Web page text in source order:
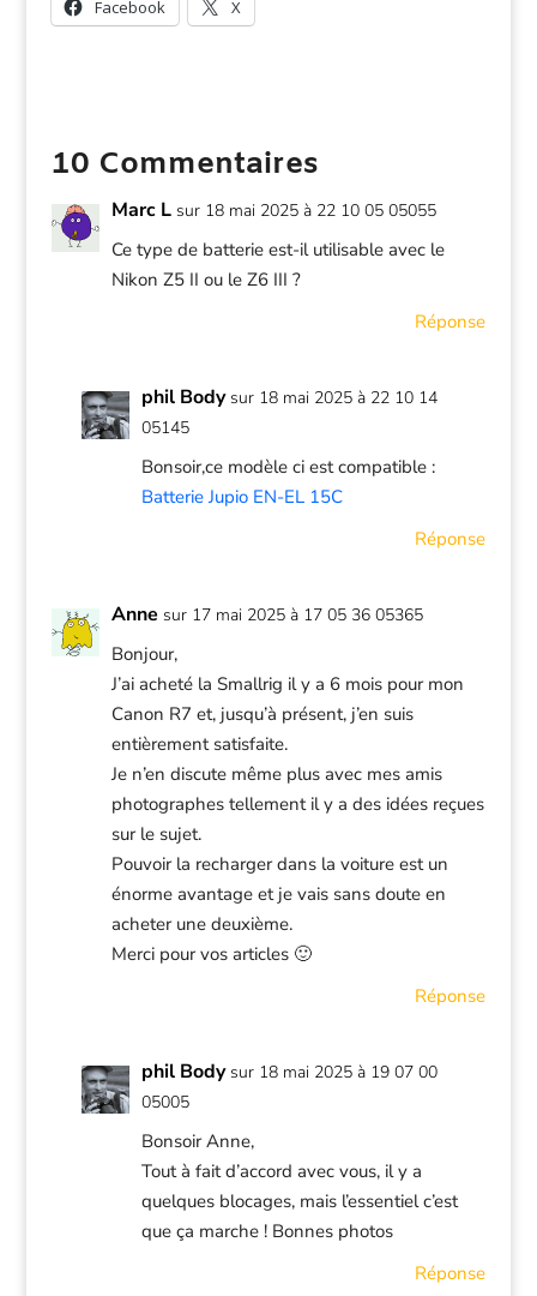
Facebook X
10 Commentaires
Marc L sur 18 mai 2025 à 22 10 05 05055
Ce type de batterie est-il utilisable avec le
Nikon Z5 II ou le Z6 III ?
Réponse
phil Body sur 18 mai 2025 à 22 10 14
05145
Bonsoir,ce modèle ci est compatible :
Batterie Jupio EN-EL 15C
Réponse
Anne sur 17 mai 2025 à 17 05 36 05365
Bonjour,
J’ai acheté la Smallrig il y a 6 mois pour mon
Canon R7 et, jusqu’à présent, j’en suis
entièrement satisfaite.
Je n’en discute même plus avec mes amis
photographes tellement il y a des idées reçues
sur le sujet.
Pouvoir la recharger dans la voiture est un
énorme avantage et je vais sans doute en
acheter une deuxième.
Merci pour vos articles 🙂
Réponse
phil Body sur 18 mai 2025 à 19 07 00
05005
Bonsoir Anne,
Tout à fait d’accord avec vous, il y a
quelques blocages, mais l’essentiel c’est
que ça marche ! Bonnes photos
Réponse